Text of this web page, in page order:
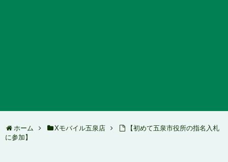
ホーム Xモバイル五泉店
【初めて五泉市役所の指名入札
に参加】